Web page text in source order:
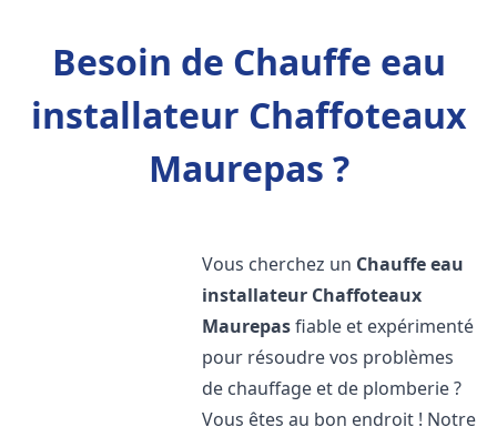
Besoin de Chauffe eau
installateur Chaffoteaux
Maurepas ?
Vous cherchez un Chauffe eau
installateur Chaffoteaux
Maurepasfiable et expérimenté
pour résoudre vos problèmes
de chauffage et de plomberie ?
Vous êtes au bon endroit ! Notre